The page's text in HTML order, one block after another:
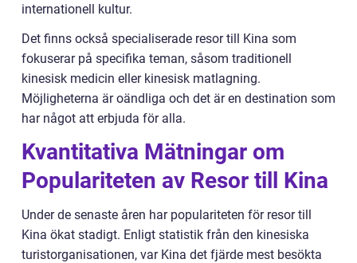
internationell kultur.
Det finns också specialiserade resor till Kina som
fokuserar på specifika teman, såsom traditionell
kinesisk medicin eller kinesisk matlagning.
Möjligheterna är oändliga och det är en destination som
har något att erbjuda för alla.
Kvantitativa Mätningar om
Populariteten av Resor till Kina
Under de senaste åren har populariteten för resor till
Kina ökat stadigt. Enligt statistik från den kinesiska
turistorganisationen, var Kina det fjärde mest besökta